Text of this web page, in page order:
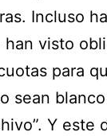
Incluso
visto
para
sean
Y este